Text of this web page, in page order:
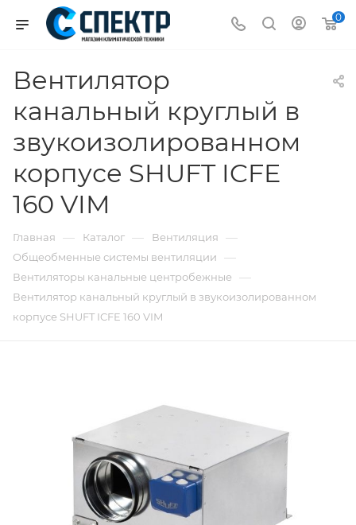
0
Вентилятор
канальный круглый в
звукоизолированном
корпусе SHUFT ICFE
160 VIM
Главная — Каталог — Вентиляция —
Общеобменные системы вентиляции —
Вентиляторы канальные центробежные —
Вентилятор канальный круглый в звукоизолированном
корпусе SHUFT ICFE 160 VIM